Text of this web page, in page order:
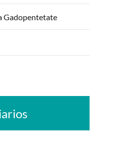
Gadopentetate